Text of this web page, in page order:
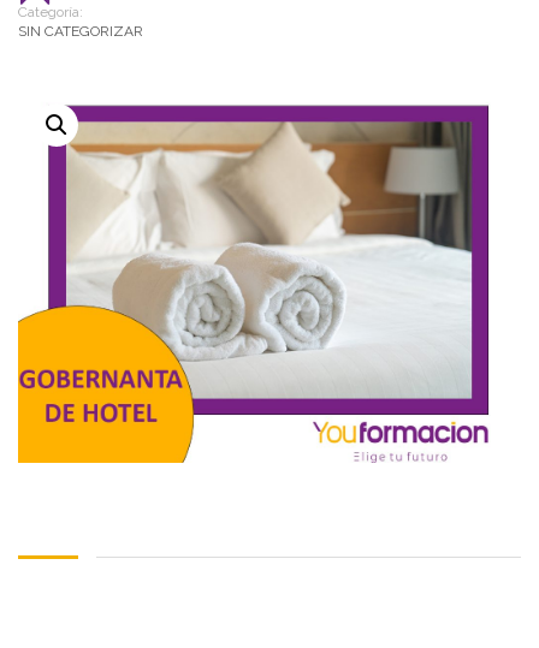
Categoría:
SIN CATEGORIZAR